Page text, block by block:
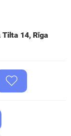
14, Rīga